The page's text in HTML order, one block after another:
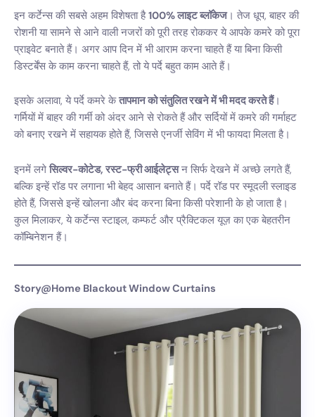
इन कर्टेन्स की सबसे अहम विशेषता है100% लाइट ब्लॉकेज। तेज धूप, बाहर की
रोशनी या सामने से आने वाली नजरों को पूरी तरह रोककर ये आपके कमरे को पूरा
प्राइवेट बनाते हैं। अगर आप दिन में भी आराम करना चाहते हैं या बिना किसी
डिस्टर्बेंस के काम करना चाहते हैं, तो ये पर्दे बहुत काम आते हैं।
इसके अलावा, ये पर्दे कमरे केतापमान को संतुलित रखने में भी मदद करते हैं।
गर्मियों में बाहर की गर्मी को अंदर आने से रोकते हैं और सर्दियों में कमरे की गर्माहट
को बनाए रखने में सहायक होते हैं, जिससे एनर्जी सेविंग में भी फायदा मिलता है।
इनमें लगे सिल्वर-कोटेड, रस्ट-फ्री आईलेट्सन सिर्फ देखने में अच्छे लगते हैं,
बल्कि इन्हें रॉड पर लगाना भी बेहद आसान बनाते हैं। पर्दे रॉड पर स्मूदली स्लाइड
होते हैं, जिससे इन्हें खोलना और बंद करना बिना किसी परेशानी के हो जाता है।
कुल मिलाकर, ये कर्टेन्स स्टाइल, कम्फर्ट और प्रैक्टिकल यूज़ का एक बेहतरीन
कॉम्बिनेशन हैं।
Story@Home Blackout Window Curtains